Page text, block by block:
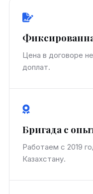
Цена в договоре
доплат.
Бригада с
Работаем с 2019
Казахстану.